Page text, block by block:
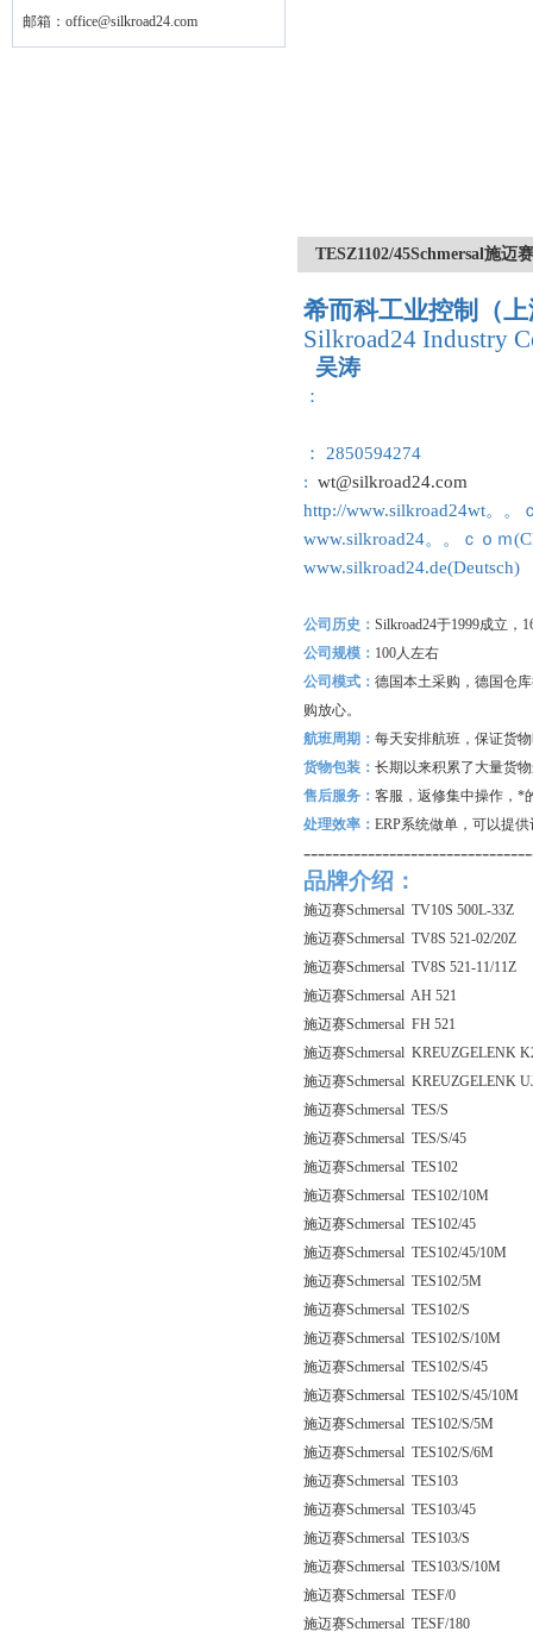
邮箱： office@silkroad24.com
TESZ1102/45Schmersal施迈
希而科工业控制（
Silkroad24 Industry
吴涛
：
： 2850594274
: wt@silkroad24.com
http://www.silkroad24wt。。
www.silkroad24。。ｃｏｍ
www.silkroad24.de(Deutsch)
公司历史： Silkroad24于1999成立，
公司规模： 100人左右
公司模式： 德国本土采购，德国仓
购放心。
航班周期： 每天安排航班，保证货
货物包装： 长期以来积累了大量货
售后服务： 客服，返修集中操作，*
处理效率： ERP系统做单，可以提
品牌介绍：
施迈赛Schmersal TV10S 500L-33Z
施迈赛Schmersal TV8S 521-02/20Z
施迈赛Schmersal TV8S 521-11/11Z
施迈赛Schmersal AH 521
施迈赛Schmersal FH 521
施迈赛Schmersal KREUZGELENK
施迈赛Schmersal KREUZGELENK
施迈赛Schmersal TES/S
施迈赛Schmersal TES/S/45
施迈赛Schmersal TES102
施迈赛Schmersal TES102/10M
施迈赛Schmersal TES102/45
施迈赛Schmersal TES102/45/10M
施迈赛Schmersal TES102/5M
施迈赛Schmersal TES102/S
施迈赛Schmersal TES102/S/10M
施迈赛Schmersal TES102/S/45
施迈赛Schmersal TES102/S/45/10M
施迈赛Schmersal TES102/S/5M
施迈赛Schmersal TES102/S/6M
施迈赛Schmersal TES103
施迈赛Schmersal TES103/45
施迈赛Schmersal TES103/S
施迈赛Schmersal TES103/S/10M
施迈赛Schmersal TESF/0
施迈赛Schmersal TESF/180